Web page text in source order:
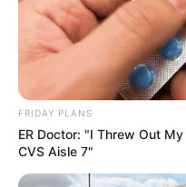
FRIDAY PLANS
ER Doctor: "I Threw Out
CVS Aisle 7"